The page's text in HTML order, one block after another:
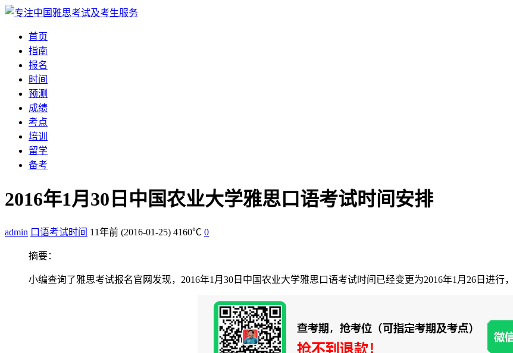
首页
指南
报名
时间
预测
成绩
考点
培训
留学
备考
2016年1月30日中国农业大学雅思口语考试时间安排
admin 口语考试时间 11年前 (2016-01-25) 4160℃ 0
摘要：
小编查询了雅思考试报名官网发现，2016年1月30日中国农业大学雅思口语考试时间已经变更为2016年1月26日进行